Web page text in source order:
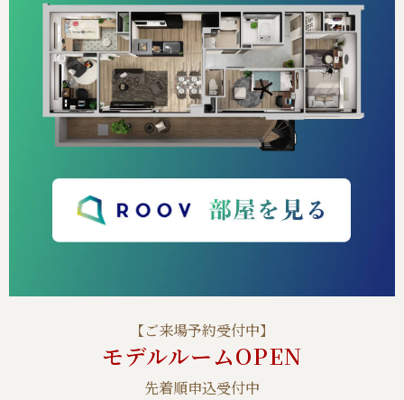
【ご来場予約受付中】
モデルルームOPEN
先着順申込受付中